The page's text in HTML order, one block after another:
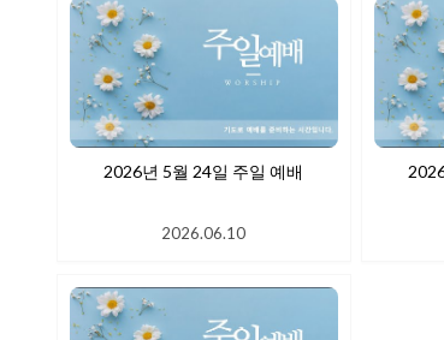
2026년 5월 24일 주일 예배
2026.06.10